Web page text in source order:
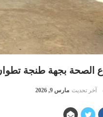
الصحة بجهة طنجة
آخر تحديث مارس 9, 2026